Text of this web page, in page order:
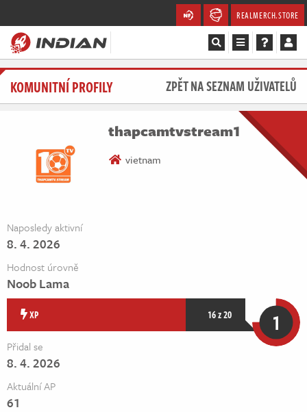
REALMERCH.STORE
Magazín
Soutěže
Komunita
Redakce
Živě
KOMUNITNÍ PROFILY ZPĚT NA SEZNAM UŽIVATELŮ
thapcamtvstream1
vietnam
Naposledy aktivní
8. 4. 2026
Hodnost úrovně
Noob Lama
XP 16 z 20 1
Přidal se
8. 4. 2026
Aktuální AP
61